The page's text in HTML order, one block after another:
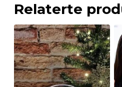
Relaterte